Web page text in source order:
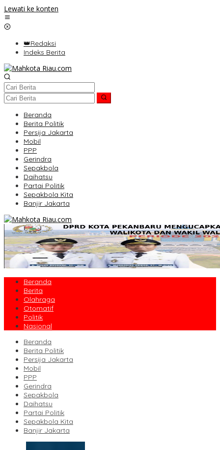
Lewati ke konten
👑Redaksi
Indeks Berita
Beranda
Berita Politik
Persija Jakarta
Mobil
PPP
Gerindra
Sepakbola
Daihatsu
Partai Politik
Sepakbola Kita
Banjir Jakarta
Beranda
Berita
Olahraga
Otomatif
Politik
Nasional
Beranda
Berita Politik
Persija Jakarta
Mobil
PPP
Gerindra
Sepakbola
Daihatsu
Partai Politik
Sepakbola Kita
Banjir Jakarta